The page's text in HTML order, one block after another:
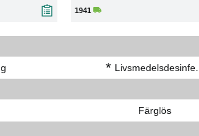
1941
* Livsmedelsdesinfe...
Färglös